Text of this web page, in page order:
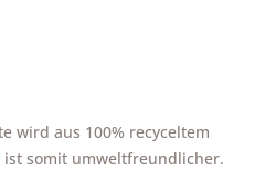
wird aus 100% recyceltem
somit umweltfreundlicher.